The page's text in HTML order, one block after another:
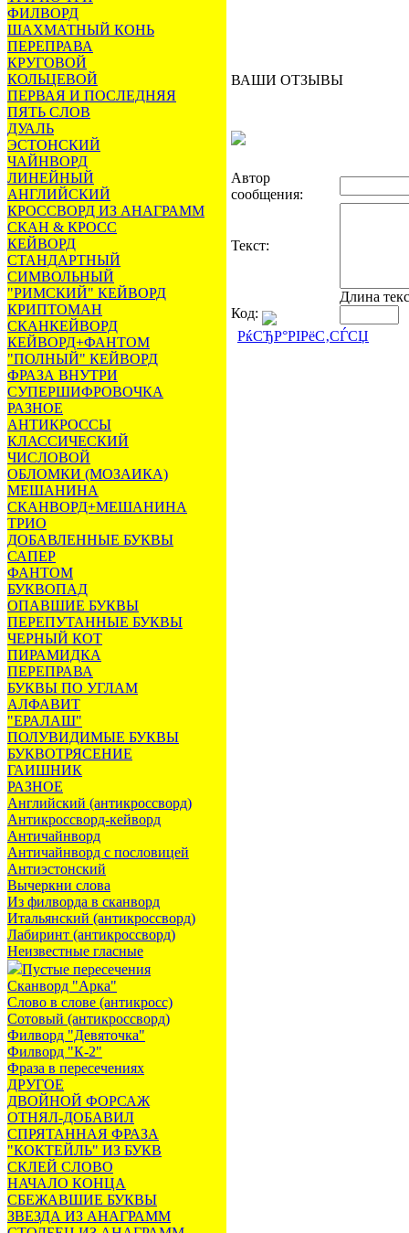
ФИЛВОРД
ШАХМАТНЫЙ КОНЬ
ПЕРЕПРАВА
КРУГОВОЙ
КОЛЬЦЕВОЙ
ПЕРВАЯ И ПОСЛЕДНЯЯ
ПЯТЬ СЛОВ
ДУАЛЬ
ЭСТОНСКИЙ
ЧАЙНВОРД
ЛИНЕЙНЫЙ
АНГЛИЙСКИЙ
КРОССВОРД ИЗ АНАГРАММ
СКАН & КРОСС
КЕЙВОРД
СТАНДАРТНЫЙ
СИМВОЛЬНЫЙ
"РИМСКИЙ" КЕЙВОРД
КРИПТОМАН
СКАНКЕЙВОРД
КЕЙВОРД+ФАНТОМ
"ПОЛНЫЙ" КЕЙВОРД
ФРАЗА ВНУТРИ
СУПЕРШИФРОВОЧКА
РАЗНОЕ
АНТИКРОССЫ
КЛАССИЧЕСКИЙ
ЧИСЛОВОЙ
ОБЛОМКИ (МОЗАИКА)
МЕШАНИНА
СКАНВОРД+МЕШАНИНА
ТРИО
ДОБАВЛЕННЫЕ БУКВЫ
САПЕР
ФАНТОМ
БУКВОПАД
ОПАВШИЕ БУКВЫ
ПЕРЕПУТАННЫЕ БУКВЫ
ЧЕРНЫЙ КОТ
ПИРАМИДКА
ПЕРЕПРАВА
БУКВЫ ПО УГЛАМ
АЛФАВИТ
"ЕРАЛАШ"
ПОЛУВИДИМЫЕ БУКВЫ
БУКВОТРЯСЕНИЕ
ГАИШНИК
РАЗНОЕ
Английский (антикроссворд)
Антикроссворд-кейворд
Античайнворд
Античайнворд с пословицей
Антиэстонский
Вычеркни слова
Из филворда в сканворд
Итальянский (антикроссворд)
Лабиринт (антикроссворд)
Неизвестные гласные
Пустые пересечения
Сканворд "Арка"
Слово в слове (антикросс)
Сотовый (антикроссворд)
Филворд "Девяточка"
Филворд "К-2"
Фраза в пересечениях
ДРУГОЕ
ДВОЙНОЙ ФОРСАЖ
ОТНЯЛ-ДОБАВИЛ
СПРЯТАННАЯ ФРАЗА
"КОКТЕЙЛЬ" ИЗ БУКВ
СКЛЕЙ СЛОВО
НАЧАЛО КОНЦА
СБЕЖАВШИЕ БУКВЫ
ЗВЕЗДА ИЗ АНАГРАММ
ВАШИ ОТЗЫВЫ
Автор
сообщения:
Текст:
Длина
Код:
РќСЂР°РІРёС‚СЃСЏ